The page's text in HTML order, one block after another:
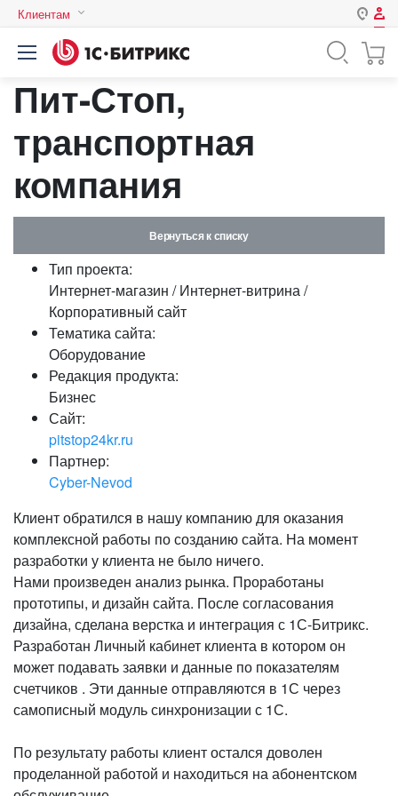
Клиентам
Авторизация
Логин
Пароль
Запомнить меня на этом
Забыли свой пароль?
или войдите с помощью
Пит-Стоп,
транспортная
компания
Вернуться к списку
Тип проекта:
Интернет-магазин / Интернет-витрина /
Корпоративный сайт
Тематика сайта:
Оборудование
Редакция продукта:
Бизнес
Сайт:
pitstop24kr.ru
Партнер:
Cyber-Nevod
Клиент обратился в нашу компанию для оказания
комплексной работы по созданию сайта. На момент
разработки у клиента не было ничего.
Нами произведен анализ рынка. Проработаны
прототипы, и дизайн сайта. После согласования
дизайна, сделана верстка и интеграция с 1С-Битрикс.
Разработан Личный кабинет клиента в котором он
может подавать заявки и данные по показателям
счетчиков . Эти данные отправляются в 1С через
самописный модуль синхронизации с 1С.
По результату работы клиент остался доволен
проделанной работой и находиться на абонентском